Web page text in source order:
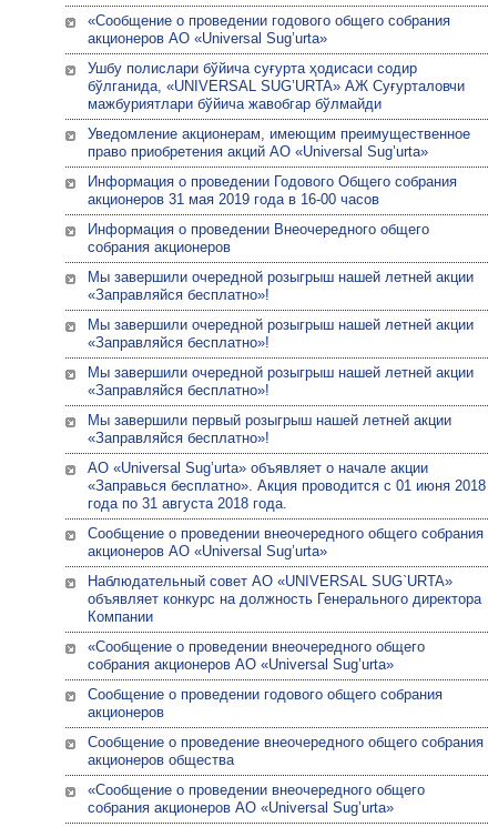
«Сообщение о проведении годового общего собрания
акционеров АО «Universal Sug’urta»
Ушбу полислари бўйича суғурта ҳодисаси содир
бўлганида, «UNIVERSAL SUG’URTA» АЖ Суғурталовчи
мажбуриятлари бўйича жавобгар бўлмайди
Уведомление акционерам, имеющим преимущественное
право приобретения акций АО «Universal Sug’urta»
Информация о проведении Годового Общего собрания
акционеров 31 мая 2019 года в 16-00 часов
Информация о проведении Внеочередного общего
собрания акционеров
Мы завершили очередной розыгрыш нашей летней акции
«Заправляйся бесплатно»!
Мы завершили очередной розыгрыш нашей летней акции
«Заправляйся бесплатно»!
Мы завершили очередной розыгрыш нашей летней акции
«Заправляйся бесплатно»!
Мы завершили первый розыгрыш нашей летней акции
«Заправляйся бесплатно»!
АО «Universal Sug’urta» объявляет о начале акции
«Заправься бесплатно». Акция проводится с 01 июня 2018
года по 31 августа 2018 года.
Сообщение о проведении внеочередного общего собрания
акционеров АО «Universal Sug’urta»
Наблюдательный совет АО «UNIVERSAL SUG`URTA»
объявляет конкурс на должность Генерального директора
Компании
«Сообщение о проведении внеочередного общего
собрания акционеров АО «Universal Sug’urta»
Сообщение о проведении годового общего собрания
акционеров
Сообщение о проведение внеочередного общего собрания
акционеров общества
«Сообщение о проведении внеочередного общего
собрания акционеров АО «Universal Sug’urta»